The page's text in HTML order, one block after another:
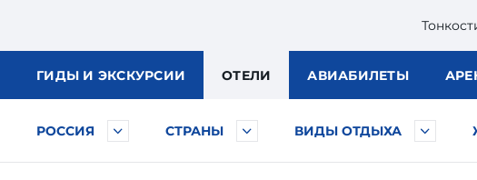
ГИДЫ И ЭКСКУРСИИ ОТЕЛИ АВИАБИЛЕТЫ
РОССИЯ СТРАНЫ ВИДЫ ОТДЫХА